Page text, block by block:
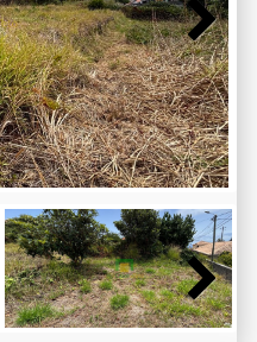
Next
Next